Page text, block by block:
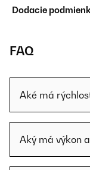
Dodacie
FAQ
Aké má
Aký má výkon